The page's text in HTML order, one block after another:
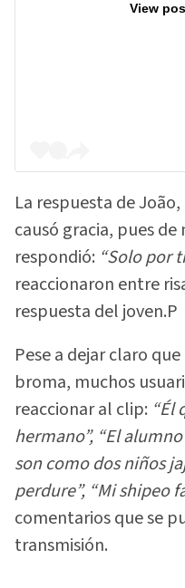
View
La respuesta de
causó gracia, pues
respondió: “Solo por
reaccionaron entre
respuesta del joven.P
Pese a dejar claro
broma, muchos
reaccionar al clip: “Él
hermano”, “El
son como dos niños
perdure”, “Mi shipeo
comentarios que se
transmisión.